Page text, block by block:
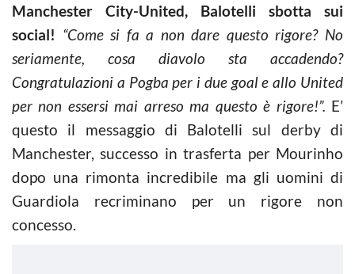
Manchester City-United, Balotelli sbotta sui
social! “Come si fa a non dare questo rigore? No
seriamente, cosa diavolo sta accadendo?
Congratulazioni a Pogba per i due goal e allo United
per non essersi mai arreso ma questo è rigore!”. E’
questo il messaggio di Balotelli sul derby di
Manchester, successo in trasferta per Mourinho
dopo una rimonta incredibile ma gli uomini di
Guardiola recriminano per un rigore non
concesso.